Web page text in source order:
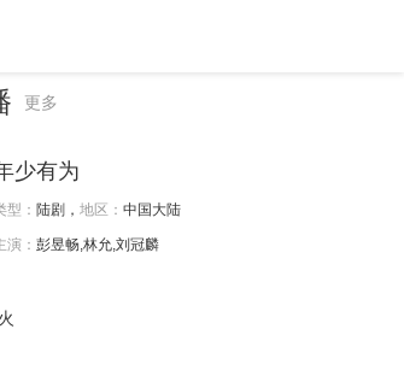
更多
少有为
型： 陆剧， 地区： 中国大陆
演： 彭昱畅,林允,刘冠麟